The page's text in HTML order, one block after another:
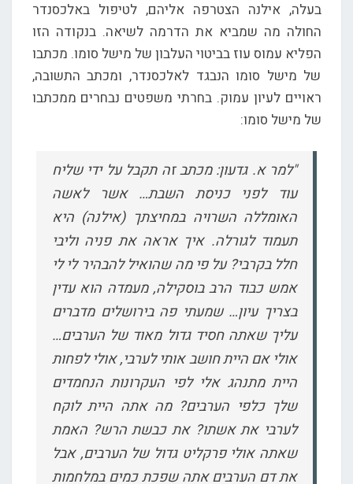
בעלה, אילנה הצטרפה אליהם, לטיפול באלכסנדר
החולה מה שמביא את הדרמה לשיאה. בנקודה הזו
הפליא עמוס עוז בביטוי העלבון של מישל סומו. מכתבו
של מישל סומו הנבגד לאלכסנדר, ומכתב התשובה,
ראויים לעיון עמוק. בחרתי משפטים נבחרים ממכתבו
של מישל סומו:
"למר א. גדעון: מכתב זה תקבל על ידי שליח
עוד לפני כניסת השבת… אשר לאשה
האומללה השרויה במחיצתך (אילנה) היא
תעמוד לגורלה. איך אראה את פניה וליבי
חלל בקרבי? על פי מה שהואיל להבהיר לי לי
אמש כבוד הרב בוסקילה, מעמדה הוא עדין
בצריך עיון… שמעתי פה בירושלים מדברים
עליך שאתה חסיד גדול מאוד של הערבים…
אולי אם היית חושב אותי לערבי, אולי לפחות
היית מתנהג אלי לפי העקרונות הנחמדים
שלך כלפי הערבים? מה אתה היית לוקח
לערבי את אשתו? את כבשת הרש? האמת
שאתה אולי פרקליט גדול של הערבים, אבל
את דם הערבים אתה שפכת כמים במלחמות